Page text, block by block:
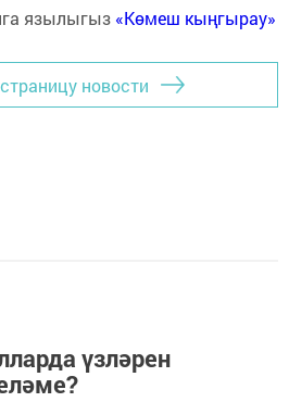
язылыгыз «Көмеш кыңгырау»
новости
үзләрен